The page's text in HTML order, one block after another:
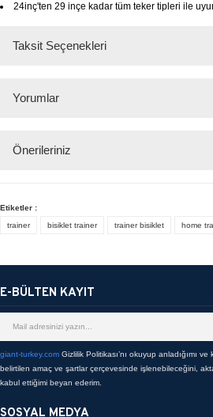
24inç'ten 29 inçe kadar tüm teker tipleri ile
Taksit Seçenekleri
Yorumlar
Yorum Yaz
Önerileriniz
iletebilirsiniz.
Ürün resmi kalitesiz, bozuk veya
Ürün açıklamasında eksik bilgiler bulunuyor.
Ürün bilgilerinde hatalar bulunuyor.
Ürün fiyatı diğer sitelerden daha pahalı.
Bu ürüne benzer farklı alternatifler olmalı.
Etiketler :
trainer
bisiklet trainer trainer bisiklet home
E-BÜLTEN KAYIT
giant-turkey.com Gizlilik Politikası’nı okuyup anladığımı
belirtilen amaç ve şartlar çerçevesinde işlenebileceğini,
kabul ettiğimi beyan ederim.
SOSYAL MEDYA